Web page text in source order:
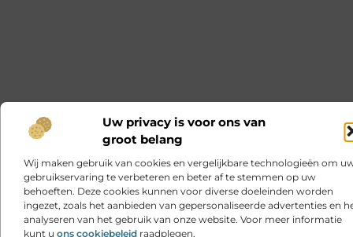
Uw privacy is voor ons van
groot belang
Wij maken gebruik van cookies en vergelijkbare technologieën om
gebruikservaring te verbeteren en beter af te stemmen op uw
behoeften. Deze cookies kunnen voor diverse doeleinden worden
ingezet, zoals het aanbieden van gepersonaliseerde advertenties en
analyseren van het gebruik van onze website. Voor meer informatie
kunt u ons cookiebeleid raadplegen.